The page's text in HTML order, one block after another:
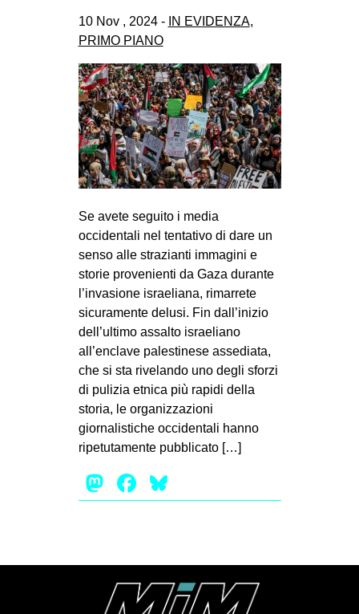
MUSICA
RECENSIONI
INTERNAZIONALE
AFRICA
AMERICHE
ESTREMO ORIENTE
EUROPA
MEDIO ORIENTE
MONDO
EVENTI
in
Fb
tw
bsky
ms
10 Nov , 2024 - IN EVIDENZA,
PRIMO PIANO
Se avete seguito i media
occidentali nel tentativo di dare un
senso alle strazianti immagini e
storie provenienti da Gaza durante
l’invasione israeliana, rimarrete
sicuramente delusi. Fin dall’inizio
dell’ultimo assalto israeliano
all’enclave palestinese assediata,
che si sta rivelando uno degli sforzi
di pulizia etnica più rapidi della
storia, le organizzazioni
giornalistiche occidentali hanno
ripetutamente pubblicato […]
Mastodon
Facebook